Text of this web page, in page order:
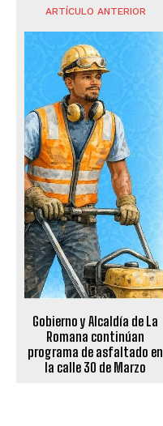
ARTÍCULO ANTERIOR
Gobierno y Alcaldía de La
Romana continúan
programa de asfaltado en
la calle 30 de Marzo